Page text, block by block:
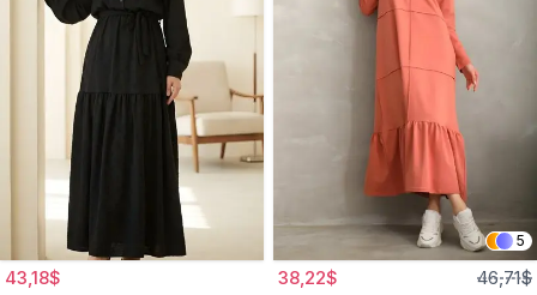
43,18$
5
38,22$ 46,71$